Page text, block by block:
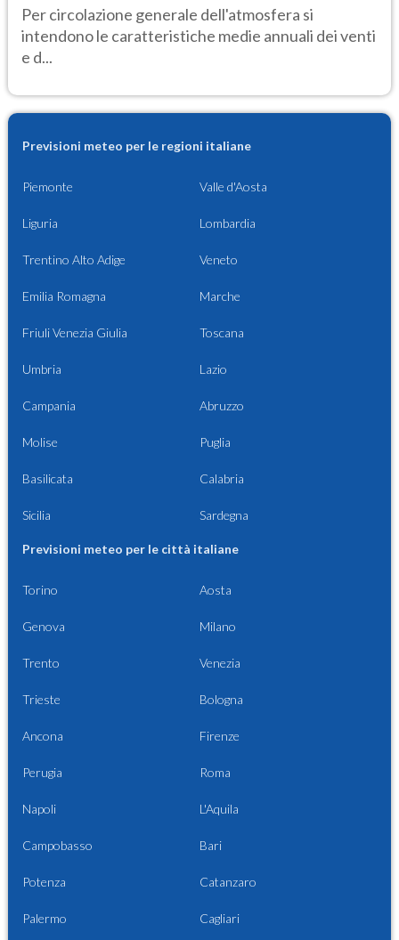
Per circolazione generale dell'atmosfera si
intendono le caratteristiche medie annuali dei venti
e d...
Previsioni meteo per le regioni italiane
Piemonte Valle d'Aosta
Liguria Lombardia
Trentino Alto Adige Veneto
Emilia Romagna Marche
Friuli Venezia Giulia Toscana
Umbria Lazio
Campania Abruzzo
Molise Puglia
Basilicata Calabria
Sicilia Sardegna
Previsioni meteo per le città italiane
Torino Aosta
Genova Milano
Trento Venezia
Trieste Bologna
Ancona Firenze
Perugia Roma
Napoli L'Aquila
Campobasso Bari
Potenza Catanzaro
Palermo Cagliari